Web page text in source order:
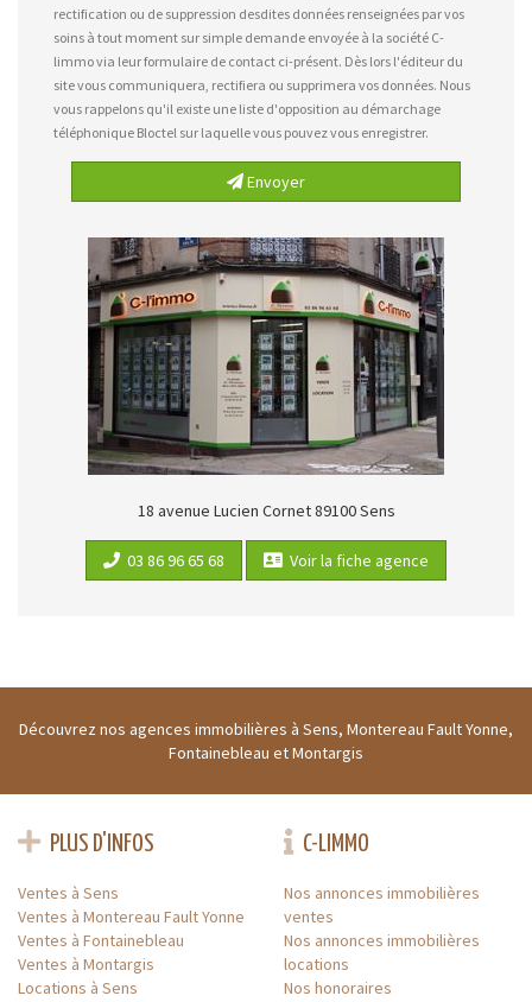
rectification ou de suppression desdites données renseignées par vos
soins à tout moment sur simple demande envoyée à la société C-
limmo via leur formulaire de contact ci-présent. Dès lors l'éditeur du
site vous communiquera, rectifiera ou supprimera vos données. Nous
vous rappelons qu'il existe une liste d'opposition au démarchage
téléphonique Bloctel sur laquelle vous pouvez vous enregistrer.
Envoyer
18 avenue Lucien Cornet89100Sens
03 86 96 65 68 Voir la fiche agence
Découvrez nos agences immobilières à Sens, Montereau Fault Yonne,
Fontainebleau et Montargis
PLUS D'INFOS
Ventes à Sens
Ventes à Montereau Fault Yonne
Ventes à Fontainebleau
Ventes à Montargis
Locations à Sens
C-LIMMO
Nos annonces immobilières
ventes
Nos annonces immobilières
locations
Nos honoraires